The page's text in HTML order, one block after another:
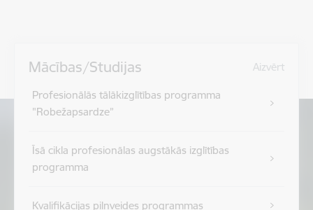
Mācības/Studijas Aizvērt
Profesionālās tālākizglītības programma
"Robežapsardze”
Īsā cikla profesionālas augstākās izglītības
programma
Kvalifikācijas pilnveides programmas